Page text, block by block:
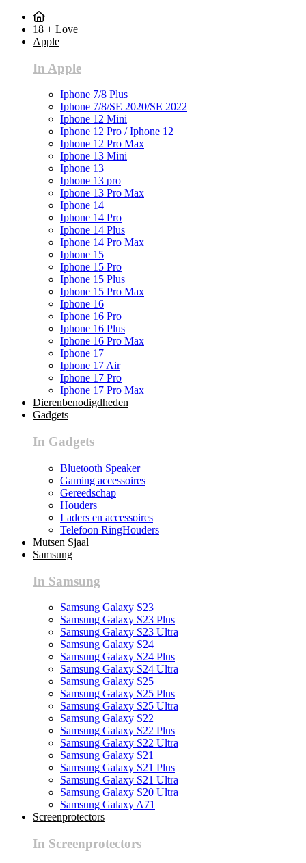
18 + Love
Apple
In Apple
Iphone 7/8 Plus
Iphone 7/8/SE 2020/SE 2022
Iphone 12 Mini
Iphone 12 Pro / Iphone 12
Iphone 12 Pro Max
Iphone 13 Mini
Iphone 13
Iphone 13 pro
Iphone 13 Pro Max
Iphone 14
Iphone 14 Pro
Iphone 14 Plus
Iphone 14 Pro Max
Iphone 15
Iphone 15 Pro
Iphone 15 Plus
Iphone 15 Pro Max
Iphone 16
Iphone 16 Pro
Iphone 16 Plus
Iphone 16 Pro Max
Iphone 17
Iphone 17 Air
Iphone 17 Pro
Iphone 17 Pro Max
Dierenbenodigdheden
Gadgets
In Gadgets
Bluetooth Speaker
Gaming accessoires
Gereedschap
Houders
Laders en accessoires
Telefoon RingHouders
Mutsen Sjaal
Samsung
In Samsung
Samsung Galaxy S23
Samsung Galaxy S23 Plus
Samsung Galaxy S23 Ultra
Samsung Galaxy S24
Samsung Galaxy S24 Plus
Samsung Galaxy S24 Ultra
Samsung Galaxy S25
Samsung Galaxy S25 Plus
Samsung Galaxy S25 Ultra
Samsung Galaxy S22
Samsung Galaxy S22 Plus
Samsung Galaxy S22 Ultra
Samsung Galaxy S21
Samsung Galaxy S21 Plus
Samsung Galaxy S21 Ultra
Samsung Galaxy S20 Ultra
Samsung Galaxy A71
Screenprotectors
In Screenprotectors